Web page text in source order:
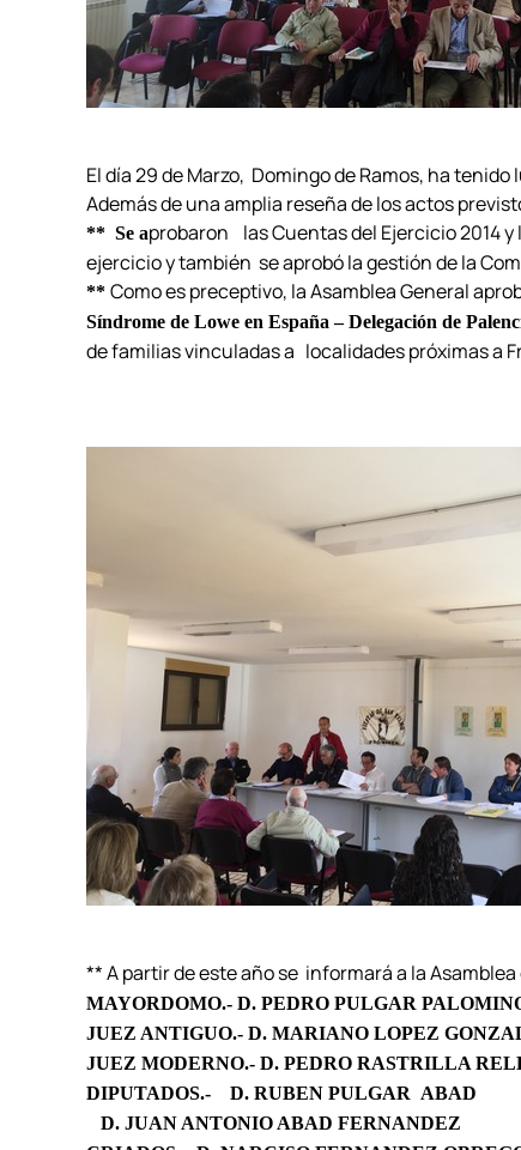
El día 29 de Marzo, Domingo de Ramos, ha
Además de una amplia reseña de los actos
** Se aprobaron las Cuentas del Ejercicio 2014
ejercicio y también se aprobó la gestión de la
** Como es preceptivo, la Asamblea General
Síndrome de Lowe en España – Delegación de
de familias vinculadas a localidades próximas a
** A partir de este año se informará a la Asamblea
MAYORDOMO.- D. PEDRO PULGAR
JUEZ ANTIGUO.- D. MARIANO LOPEZ
JUEZ MODERNO.- D. PEDRO RASTRILLA
DIPUTADOS.- D. RUBEN PULGAR ABAD
D. JUAN ANTONIO ABAD FERNANDEZ